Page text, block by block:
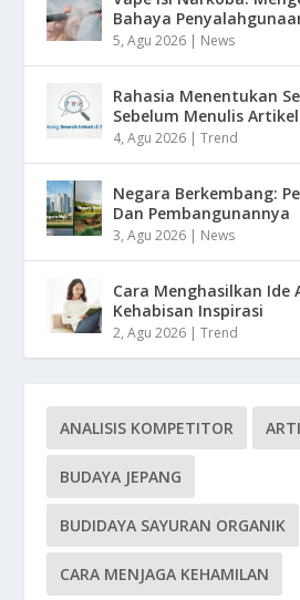
Bahaya
5, Agu 2026 | News
Rahasia Menentukan
Sebelum Menulis
4, Agu 2026 |Trend
Negara Berkembang:
Dan Pembangunannya
3, Agu 2026 | News
Cara Menghasilkan Ide
Kehabisan Inspirasi
2, Agu 2026 |Trend
ANALISIS KOMPETITOR
BUDAYA JEPANG
BUDIDAYA SAYURAN ORGANIK
CARA MENJAGA KEHAMILAN